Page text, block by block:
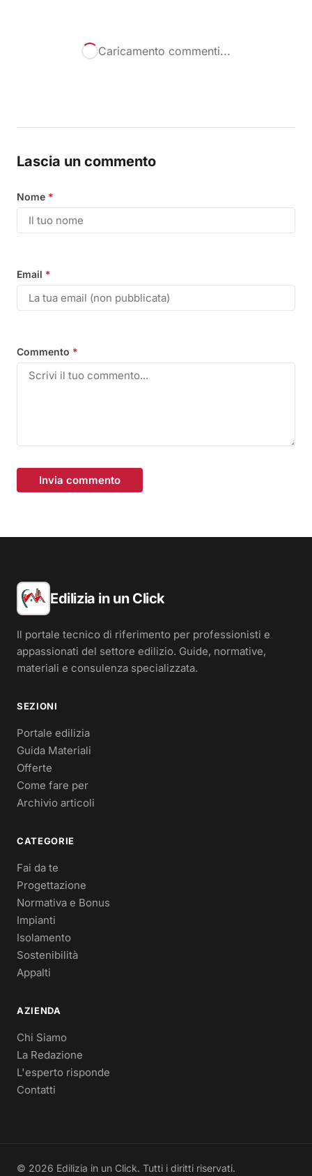
Caricamento commenti...
Lascia un commento
Nome *
Email *
Commento *
Invia commento
Edilizia in un Click
Il portale tecnico di riferimento per professionisti e
appassionati del settore edilizio. Guide, normative,
materiali e consulenza specializzata.
SEZIONI
Portale edilizia
Guida Materiali
Offerte
Come fare per
Archivio articoli
CATEGORIE
Fai da te
Progettazione
Normativa e Bonus
Impianti
Isolamento
Sostenibilità
Appalti
AZIENDA
Chi Siamo
La Redazione
L'esperto risponde
Contatti
© 2026 Edilizia in un Click. Tutti i diritti riservati.